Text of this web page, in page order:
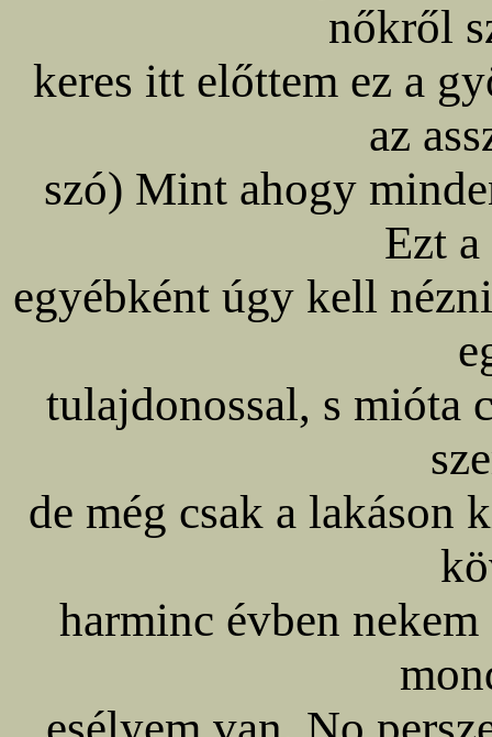
nőkről
keres itt előttem ez a
az
szó) Mint ahogy
Ezt
egyébként úgy kell
tulajdonossal, s mióta
de még csak a lakáson
harminc évben